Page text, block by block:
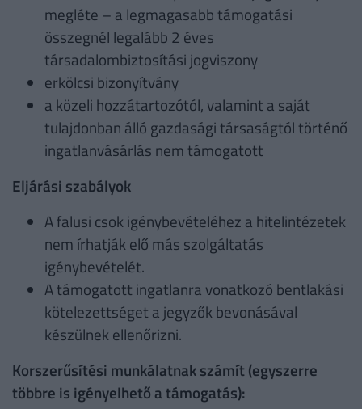
megléte – a legmagasabb támogatási
összegnél legalább 2 éves
társadalombiztosítási jogviszony
erkölcsi bizonyítvány
a közeli hozzátartozótól, valamint a saját
tulajdonban álló gazdasági társaságtól történő
ingatlanvásárlás nem támogatott
Eljárási szabályok
A falusi csok igénybevételéhez a hitelintézetek
nem írhatják elő más szolgáltatás
igénybevételét.
A támogatott ingatlanra vonatkozó bentlakási
kötelezettséget a jegyzők bevonásával
készülnek ellenőrizni.
Korszerűsítési munkálatnak számít (egyszerre
többre is igényelhető a támogatás):